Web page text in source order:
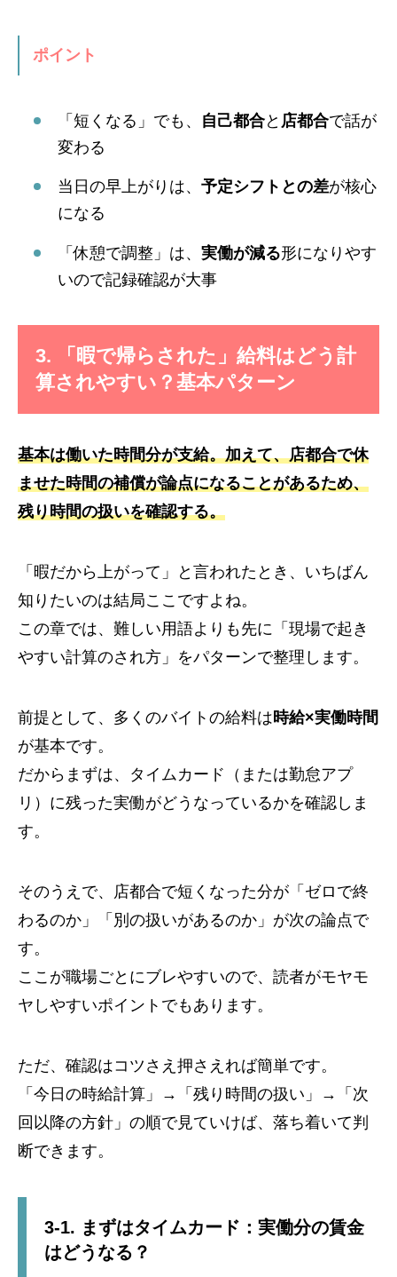
ポイント
「短くなる」でも、 自己都合と 店都合で話が
変わる
当日の早上がりは、 予定シフトとの差が核心
になる
「休憩で調整」は、 実働が減る形になりやす
いので記録確認が大事
3. 「暇で帰らされた」給料はどう計
算されやすい？基本パターン
基本は働いた時間分が支給。加えて、店都合で休
ませた時間の補償が論点になることがあるため、
残り時間の扱いを確認する。
「暇だから上がって」と言われたとき、いちばん
知りたいのは結局ここですよね。
この章では、難しい用語よりも先に「現場で起き
やすい計算のされ方」をパターンで整理します。
前提として、多くのバイトの給料は 時給×実働時間
が基本です。
だからまずは、タイムカード（または勤怠アプ
リ）に残った実働がどうなっているかを確認しま
す。
そのうえで、店都合で短くなった分が「ゼロで終
わるのか」「別の扱いがあるのか」が次の論点で
す。
ここが職場ごとにブレやすいので、読者がモヤモ
ヤしやすいポイントでもあります。
ただ、確認はコツさえ押さえれば簡単です。
「今日の時給計算」→「残り時間の扱い」→「次
回以降の方針」の順で見ていけば、落ち着いて判
断できます。
3-1. まずはタイムカード：実働分の賃金
はどうなる？